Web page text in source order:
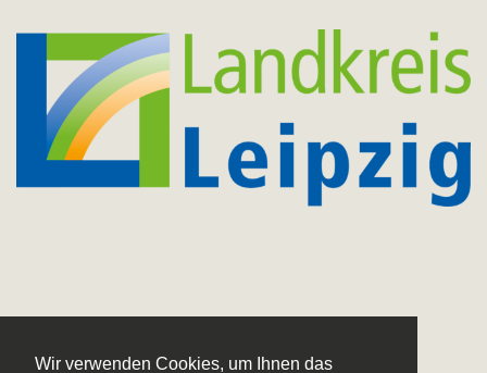
Wir verwenden Cookies, um Ihnen das